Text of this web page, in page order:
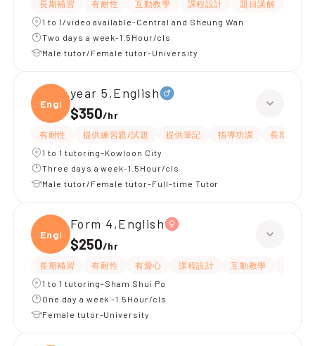
長期補習 有耐性 互動教學 課程設計 題目講解
1 to 1/video available-Central and Sheung Wan
Two days a week-1.5Hour/cls
Male tutor/Female tutor-University
Engli
year 5,English
$350/hr
有耐性 提供練習題/試題 提供筆記 指導功課
長期補習
1 to 1 tutoring-Kowloon City
Three days a week-1.5Hour/cls
Male tutor/Female tutor-Full-time Tutor
Engli
Form 4,English
$250/hr
長期補習 有耐性 有愛心 課程設計 互動教學
1 to 1 tutoring-Sham Shui Po
One day a week -1.5Hour/cls
Female tutor-University